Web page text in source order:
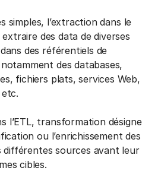
simples, l’extraction dans le
extraire des data de diverses
des référentiels de
des databases,
fichiers plats, services Web,
l’ETL, transformation désigne
ou l’enrichissement des
différentes sources avant leur
cibles.